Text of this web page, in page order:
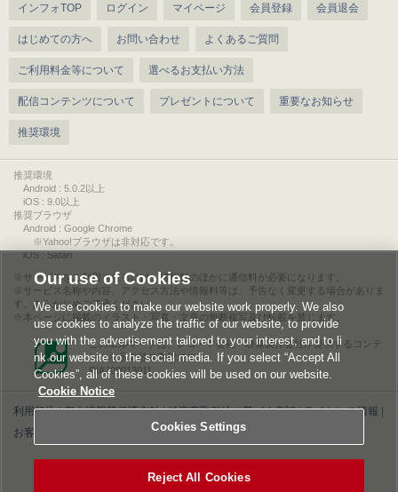
インフォTOP ログイン マイページ 会員登録 会員退会
はじめての方へ お問い合わせ よくあるご質問
ご利用料金等について 選べるお支払い方法
配信コンテンツについて プレゼントについて 重要なお知らせ
推奨環境
推奨環境
Android : 5.0.2以上
iOS : 9.0以上
推奨ブラウザ
Android : Google Chrome
※Yahoo!ブラウザは非対応です。
iOS : Safari
サービスをご利用されるには、情報料のほかに通信料が必要になります。
サービス名称や内容、アクセス方法や情報料等は、予告なく変更する場合がありま
す。あらかじめご了承ください。
本ページに掲載のイラスト・写真・文章の無断複写及び転載を禁じます。
このエルマークは、レコード会社・映像製作会社が提供するコンテ
ンツを示す登録商標です。
RIAJ00013011
利用規約|個人情報等保護方針|特定商取引法に基づく表記|ライセンス情報
お客様情報の外部送信について|Cookies Settings
Our use of Cookies
We use cookies to make our website work properly. We also
use cookies to analyze the traffic of our website, to provide
you with the advertisement tailored to your interest, and to li
nk our website to the social media. If you select “Accept All
Cookies”, all of these cookies will be used on our website.
Cookie Notice
Cookies Settings
Reject All Cookies